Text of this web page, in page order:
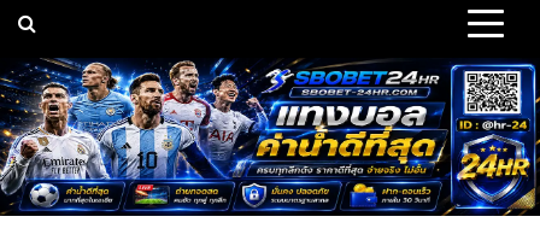
ทวิต Onlyfans หุ่นเอ็กซ์
VK นางแบบ ชื่อดัง มาแรง
18+